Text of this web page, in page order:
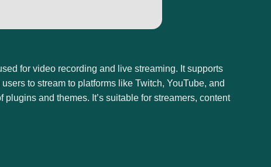
for video recording and live streaming. It supports
to stream to platforms like Twitch, YouTube, and
and themes. It’s suitable for streamers, content